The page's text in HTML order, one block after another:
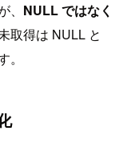
NULL ではなく
取得は NULL と